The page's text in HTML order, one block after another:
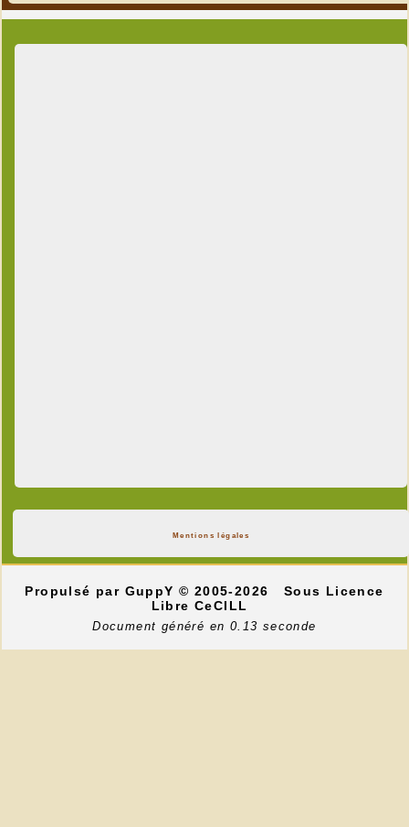
Mentions légales
Propulsé par GuppY© 2005-2026
Sous Licence
Libre CeCILL
Document généré en 0.13 seconde